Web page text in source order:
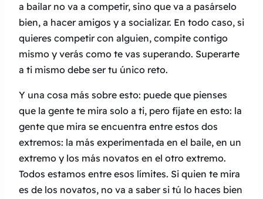
a bailar no va a competir, sino que va a pasárselo
bien, a hacer amigos y a socializar. En todo caso, si
quieres competir con alguien, compite contigo
mismo y verás como te vas superando. Superarte
a ti mismo debe ser tu único reto.
Y una cosa más sobre esto: puede que pienses
que la gente te mira solo a ti, pero fíjate en esto: la
gente que mira se encuentra entre estos dos
extremos: la más experimentada en el baile, en un
extremo y los más novatos en el otro extremo.
Todos estamos entre esos límites. Si quien te mira
es de los novatos, no va a saber si tú lo haces bien